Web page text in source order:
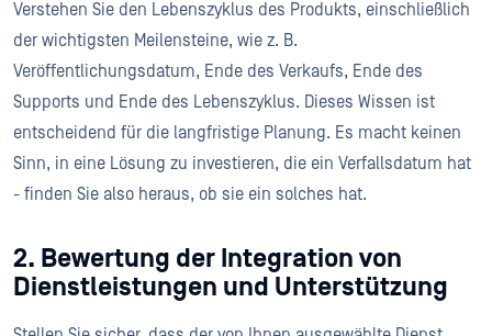
Verstehen Sie den Lebenszyklus des Produkts, einschließlich
der wichtigsten Meilensteine, wie z. B.
Veröffentlichungsdatum, Ende des Verkaufs, Ende des
Supports und Ende des Lebenszyklus. Dieses Wissen ist
entscheidend für die langfristige Planung. Es macht keinen
Sinn, in eine Lösung zu investieren, die ein Verfallsdatum hat
- finden Sie also heraus, ob sie ein solches hat.
2. Bewertung der Integration von
Dienstleistungen und Unterstützung